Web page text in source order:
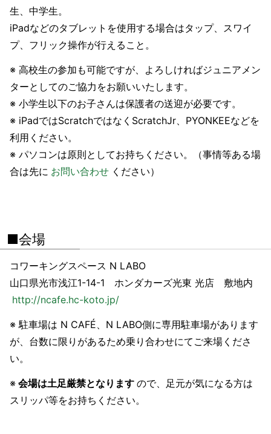
生、中学生。
iPadなどのタブレットを使用する場合はタップ、スワイ
プ、フリック操作が行えること。
※ 高校生の参加も可能ですが、よろしければジュニアメン
ターとしてのご協力をお願いいたします。
※ 小学生以下のお子さんは保護者の送迎が必要です。
※ iPadではScratchではなくScratchJr、PYONKEEなどを
利用ください。
※ パソコンは原則としてお持ちください。（事情等ある場
合は先に お問い合わせ ください）
■会場
コワーキングスペース N LABO
山口県光市浅江1-14-1 ホンダカーズ光東 光店 敷地内
http://ncafe.hc-koto.jp/
※ 駐車場は N CAFÉ、N LABO側に専用駐車場があります
が、台数に限りがあるため乗り合わせにてご来場くださ
い。
※ 会場は土足厳禁となります ので、足元が気になる方は
スリッパ等をお持ちください。